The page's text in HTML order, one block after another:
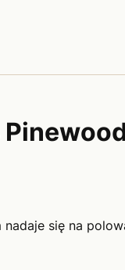
się na